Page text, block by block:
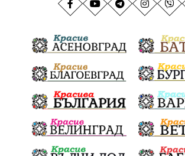
АндрейГюров НационаленРекорд
Отговорност БългарскиДух
Полиграф ДетекторНаЛъжата
ОбезпечителниМерки
СИК Ружица РайнаКнягиня